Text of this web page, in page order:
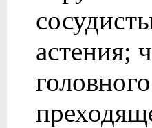
астения;